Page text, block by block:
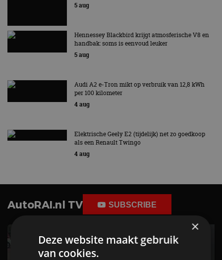
5 aug
Hennessey Blackbird krijgt atmosferische V8 en
handbak: soms is eenvoud leuker
5 aug
Audi A2 e-Tron mikt op verbruik van 12,8 kWh
per 100 kilometer
4 aug
Elektrische Geely E2 (tijdelijk) net zo goedkoop
als een Renault Twingo
4 aug
AutoRAI.nl TV SUBSCRIBE
×
Deze website maakt gebruik
van cookies.